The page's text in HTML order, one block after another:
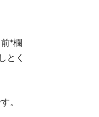
*欄
とく
。